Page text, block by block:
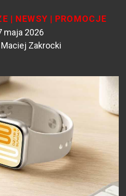
| NEWSY | PROMOCJE
maja 2026
Maciej Zakrocki